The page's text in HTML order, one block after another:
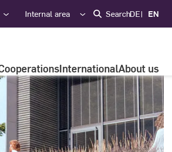
Internal area SearchDE EN
InternationalAbout us